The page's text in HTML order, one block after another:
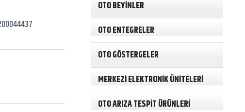
c
h
OTO BEYİNLER
OTO ENTEGRELER
OTO GÖSTERGELER
MERKEZİ ELEKTRONİK ÜNİTELERİ
OTO ARIZA TESPİT ÜRÜNLERİ